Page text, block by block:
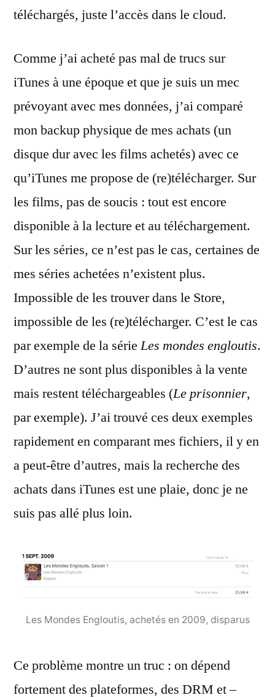
téléchargés, juste l’accès dans le cloud.
Comme j’ai acheté pas mal de trucs sur
iTunes à une époque et que je suis un mec
prévoyant avec mes données, j’ai comparé
mon backup physique de mes achats (un
disque dur avec les films achetés) avec ce
qu’iTunes me propose de (re)télécharger. Sur
les films, pas de soucis : tout est encore
disponible à la lecture et au téléchargement.
Sur les séries, ce n’est pas le cas, certaines de
mes séries achetées n’existent plus.
Impossible de les trouver dans le Store,
impossible de les (re)télécharger. C’est le cas
par exemple de la sérieLes mondes engloutis.
D’autres ne sont plus disponibles à la vente
mais restent téléchargeables (Le prisonnier,
par exemple). J’ai trouvé ces deux exemples
rapidement en comparant mes fichiers, il y en
a peut-être d’autres, mais la recherche des
achats dans iTunes est une plaie, donc je ne
suis pas allé plus loin.
Les Mondes Engloutis, achetés en 2009, disparus
Ce problème montre un truc : on dépend
fortement des plateformes, des DRM et –